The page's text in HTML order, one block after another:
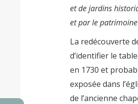
et de jardins
et par le
La redécouverte
d’identifier le
en 1730 et
exposée dans
de l’ancienne